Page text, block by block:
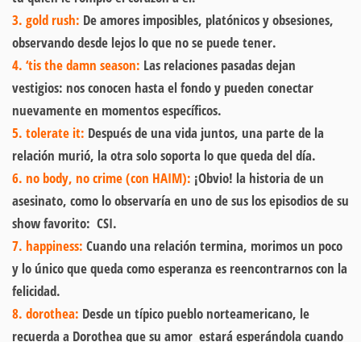
3. gold rush: De amores imposibles, platónicos y obsesiones,
observando desde lejos lo que no se puede tener.
4. ‘tis the damn season: Las relaciones pasadas dejan
vestigios: nos conocen hasta el fondo y pueden conectar
nuevamente en momentos específicos.
5. tolerate it: Después de una vida juntos, una parte de la
relación murió, la otra solo soporta lo que queda del día.
6. no body, no crime (con HAIM): ¡Obvio! la historia de un
asesinato, como lo observaría en uno de sus los episodios de su
show favorito: CSI.
7. happiness: Cuando una relación termina, morimos un poco
y lo único que queda como esperanza es reencontrarnos con la
felicidad.
8. dorothea: Desde un típico pueblo norteamericano, le
recuerda a Dorothea que su amor estará esperándola cuando